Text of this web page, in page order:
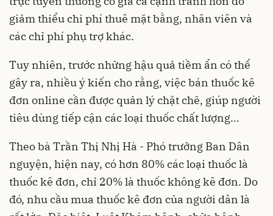
giảm thiểu chi phí thuê mặt bằng, nhân viên và
các chỉ phí phụ trợ khác.
Tuy nhiên, trước những hậu quả tiềm ẩn có thể
gây ra, nhiều ý kiến cho rằng, việc bán thuốc kê
đơn online cần được quản lý chặt chẽ, giúp người
tiêu dùng tiếp cận các loại thuốc chất lượng…
Theo bà Trần Thị Nhị Hà - Phó trưởng Ban Dân
nguyện, hiện nay, có hơn 80% các loại thuốc là
thuốc kê đơn, chỉ 20% là thuốc không kê đơn. Do
đó, nhu cầu mua thuốc kê đơn của người dân là